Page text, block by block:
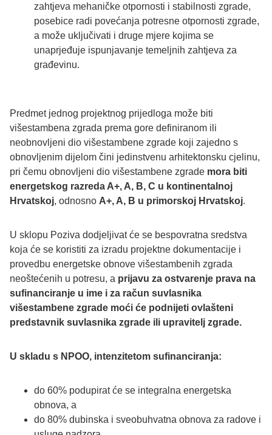
zahtjeva mehaničke otpornosti i stabilnosti zgrade,
posebice radi povećanja potresne otpornosti zgrade,
a može uključivati i druge mjere kojima se
unaprjeđuje ispunjavanje temeljnih zahtjeva za
građevinu.
Predmet jednog projektnog prijedloga može biti
višestambena zgrada prema gore definiranom ili
neobnovljeni dio višestambene zgrade koji zajedno s
obnovljenim dijelom čini jedinstvenu arhitektonsku cjelinu,
pri čemu obnovljeni dio višestambene zgrade mora biti
energetskog razreda A+, A, B, C u kontinentalnoj
Hrvatskoj, odnosno A+, A, B u primorskoj Hrvatskoj.
U sklopu Poziva dodjeljivat će se bespovratna sredstva
koja će se koristiti za izradu projektne dokumentacije i
provedbu energetske obnove višestambenih zgrada
neoštećenih u potresu, a prijavu za ostvarenje prava na
sufinanciranje u ime i za račun suvlasnika
višestambene zgrade moći će podnijeti ovlašteni
predstavnik suvlasnika zgrade ili upravitelj zgrade.
U skladu s NPOO, intenzitetom sufinanciranja:
do 60% podupirat će se integralna energetska
obnova, a
do 80% dubinska i sveobuhvatna obnova za radove i